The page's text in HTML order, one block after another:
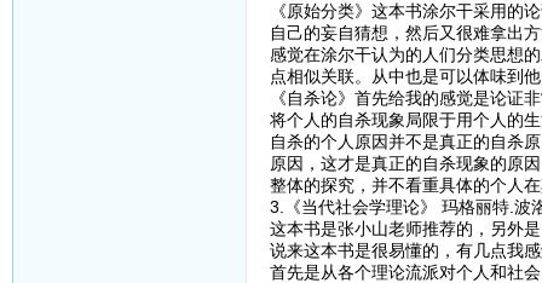
《原始分类》这本书涂尔干采用的
自己的妄自猜想，然后又很难拿出
感觉在涂尔干认为的人们分类思想
点相似关联。从中也是可以体味到
《自杀论》首先给我的感觉是论证
将个人的自杀现象局限于用个人的
自杀的个人原因并不是真正的自杀
原因，这才是真正的自杀现象的原
整体的探究，并不看重具体的个人
3.《当代社会学理论》 玛格丽特.波
这本书是张小山老师推荐的，另外
说来这本书是很易懂的，有几点我
首先是从各个理论流派对个人和社